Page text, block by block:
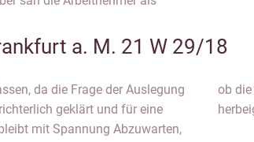
a. M. 21 W 29/18
da die Frage der Auslegung
geklärt und für eine
mit Spannung Abzuwarten,
höchstrichterliche Klärung